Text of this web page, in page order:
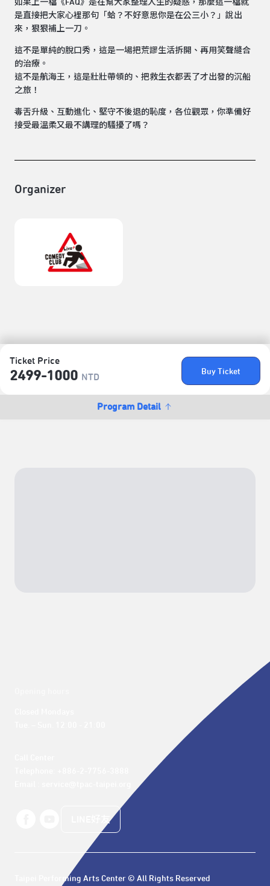
Ticket Price
2499-1000 NTD
Buy Ticket
Program Detail
如果上一檔《FAQ》是在幫大家整理人生的疑惑，那麼這一檔就
是直接把大家心裡那句「蛤？不好意思你是在公三小？」說出
來，狠狠補上一刀。
這不是單純的脫口秀，這是一場把荒謬生活拆開、再用笑聲縫合
的治療。
這不是航海王，這是壯壯帶領的、把救生衣都丟了才出發的沉船
之旅！
毒舌升級、互動進化、堅守不後退的恥度，各位觀眾，你準備好
接受最溫柔又最不講理的騷擾了嗎？
Organizer
LINE好友
Taipei Performing Arts Center © All Rights Reserved